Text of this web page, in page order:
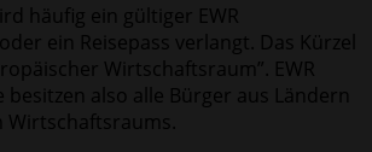
häufig ein gültiger EWR
ein Reisepass verlangt. Das Kürzel
Wirtschaftsraum”. EWR
besitzen also alle Bürger aus Ländern
Wirtschaftsraums.